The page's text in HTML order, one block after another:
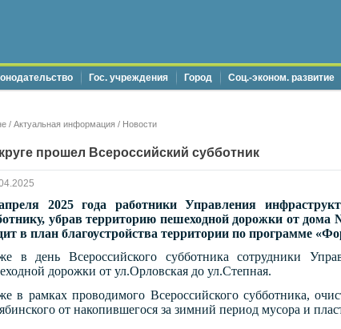
Гос. учреждения Город Соц.-эконом. развитие
/ Актуальная информация / Новости
прошел Всероссийский субботник
2025 года работники Управления
убрав территорию пешеходной дорожки от
в план благоустройства территории по программе
в день Всероссийского субботника сотрудники
дорожки от ул.Орловская до ул.Степная.
в рамках проводимого Всероссийского субботника,
от накопившегося за зимний период мусора и